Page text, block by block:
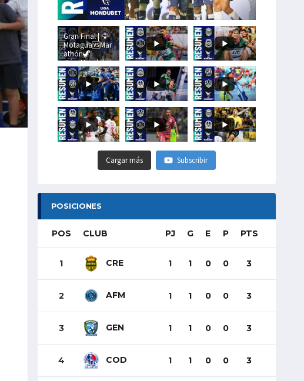
Gran Final | 🦅
Motagua🆚Mar
athón🦖
#LigaHondubet
Cargar más Subscribir
POSICIONES
POS CLUB PJ G E P PTS
1 CRE 1 1 0 0 3
2 AFM 1 1 0 0 3
3 GEN 1 1 0 0 3
4 COD 1 1 0 0 3